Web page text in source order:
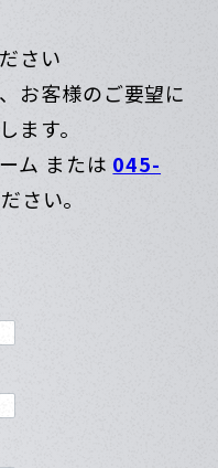
さい
お客様のご要望に
ます。
ム または 045-
さい。